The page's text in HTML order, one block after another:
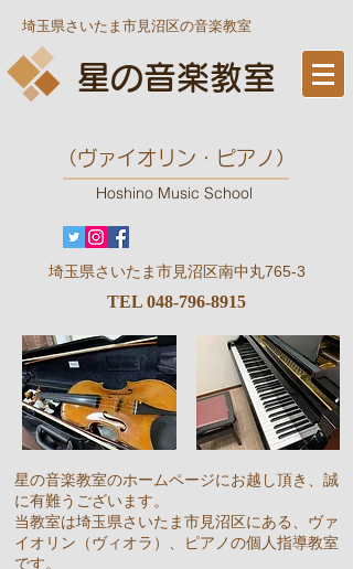
埼玉県さいたま市見沼区の音楽教室
星の音楽教室
​（ヴァイオリン・ピアノ）
Hoshino Music School
​埼玉県さいたま市見沼区南中丸765-3
TEL 048-796-8915
星の音楽教室のホームページにお越し頂き、誠
に有難うございます。
当教室は埼玉県さいたま市見沼区にある、ヴァ
イオリン（ヴィオラ）、ピアノの個人指導教室
です。